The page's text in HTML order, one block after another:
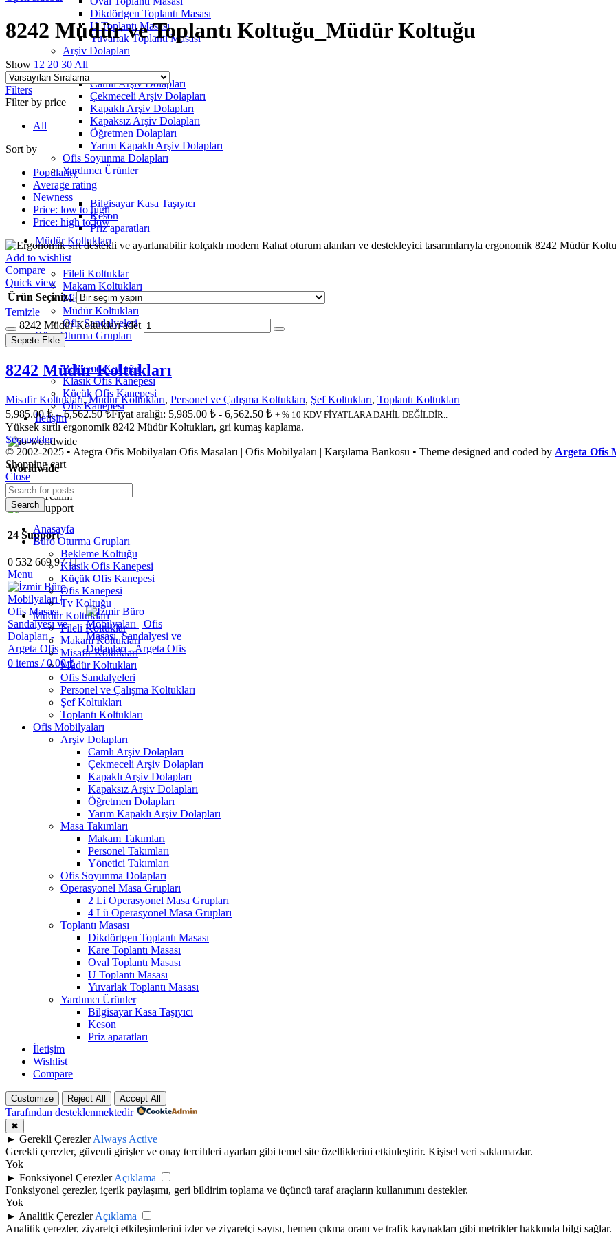
Dikdörtgen Toplantı Masası
U Toplantı Masası
Yuvarlak Toplantı Masası
Arşiv Dolapları
Camlı Arşiv Dolapları
Çekmeceli Arşiv Dolapları
Kapaklı Arşiv Dolapları
Kapaksız Arşiv Dolapları
Öğretmen Dolapları
Yarım Kapaklı Arşiv Dolapları
Ofis Soyunma Dolapları
Yardımcı Ürünler
Bilgisayar Kasa Taşıyıcı
Keson
Priz aparatları
Müdür Koltukları
Fileli Koltuklar
Makam Koltukları
Misafir Koltukları
Müdür Koltukları
Ofis Sandalyeleri
Büro Oturma Grupları
Bekleme Koltuğu
Klasik Ofis Kanepesi
Küçük Ofis Kanepesi
Ofis Kanepesi
İletişim
Worldwide
Fabrika Teslim
24 Support
0 532 669 97 11
Menu
0 items / 0.00₺
8242 Müdür ve Toplantı Koltuğu_Müdür Koltuğu
Show 12 20 30 All
Filters
Filter by price
All
Sort by
Popularity
Average rating
Newness
Price: low to high
Price: high to low
Add to wishlist
Compare
Quick view
Ürün Seçiniz..
Temizle
8242 Müdür Koltukları adet
Sepete Ekle
8242 Müdür Koltukları
Misafir Koltukları,Müdür Koltukları, Personel ve Çalışma Koltukları, Şef Koltukları, Toplantı Koltukları
5,985.00₺ –6,562.50₺Fiyat aralığı: 5,985.00 ₺ - 6,562.50 ₺ + % 10 KDV FİYATLARA DAHİL DEĞİLDİR..
Yüksek sırtlı ergonomik 8242 Müdür Koltukları, gri kumaş kaplama.
Seçenekler
© 2002-2025 • Ategra Ofis Mobilyaları Ofis Masaları | Ofis Mobilyaları | Karşılama Bankosu • Theme designed and coded by Argeta Ofis
Shopping cart
Close
Search
Anasayfa
Büro Oturma Grupları
Bekleme Koltuğu
Klasik Ofis Kanepesi
Küçük Ofis Kanepesi
Ofis Kanepesi
Tv Koltuğu
Müdür Koltukları
Fileli Koltuklar
Makam Koltukları
Misafir Koltukları
Müdür Koltukları
Ofis Sandalyeleri
Personel ve Çalışma Koltukları
Şef Koltukları
Toplantı Koltukları
Ofis Mobilyaları
Arşiv Dolapları
Camlı Arşiv Dolapları
Çekmeceli Arşiv Dolapları
Kapaklı Arşiv Dolapları
Kapaksız Arşiv Dolapları
Öğretmen Dolapları
Yarım Kapaklı Arşiv Dolapları
Masa Takımları
Makam Takımları
Personel Takımları
Yönetici Takımları
Ofis Soyunma Dolapları
Operasyonel Masa Grupları
2 Li Operasyonel Masa Grupları
4 Lü Operasyonel Masa Grupları
Toplantı Masası
Dikdörtgen Toplantı Masası
Kare Toplantı Masası
Oval Toplantı Masası
U Toplantı Masası
Yuvarlak Toplantı Masası
Yardımcı Ürünler
Bilgisayar Kasa Taşıyıcı
Keson
Priz aparatları
İletişim
Wishlist
Compare
Customize Reject All Accept All
Tarafından desteklenmektedir
✖
► Gerekli Çerezler Always Active
Gerekli çerezler, güvenli girişler ve onay tercihleri ayarları gibi temel site özelliklerini etkinleştirir. Kişisel veri saklamazlar.
Yok
► Fonksiyonel Çerezler Açıklama
Fonksiyonel çerezler, içerik paylaşımı, geri bildirim toplama ve üçüncü taraf araçların kullanımını destekler.
Yok
► Analitik Çerezler Açıklama
Analitik çerezler, ziyaretçi etkileşimlerini izler ve ziyaretçi sayısı, hemen çıkma oranı ve trafik kaynakları gibi metrikler hakkında bilgi sağlar.